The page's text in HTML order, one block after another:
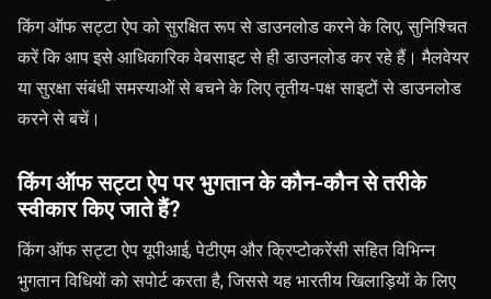
किंग ऑफ सट्टा ऐप को सुरक्षित रूप से डाउनलोड करने के लिए, सुनिश्चित
करें कि आप इसे आधिकारिक वेबसाइट से ही डाउनलोड कर रहे हैं। मैलवेयर
या सुरक्षा संबंधी समस्याओं से बचने के लिए तृतीय-पक्ष साइटों से डाउनलोड
करने से बचें।
किंग ऑफ सट्टा ऐप पर भुगतान के कौन-कौन से तरीके
स्वीकार किए जाते हैं?
किंग ऑफ सट्टा ऐप यूपीआई, पेटीएम और क्रिप्टोकरेंसी सहित विभिन्न
भुगतान विधियों को सपोर्ट करता है, जिससे यह भारतीय खिलाड़ियों के लिए